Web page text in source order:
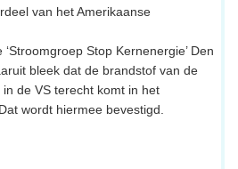
van het Amerikaanse
Stop Kernenergie’ Den
bleek dat de brandstof van de
de VS terecht komt in het
wordt hiermee bevestigd.